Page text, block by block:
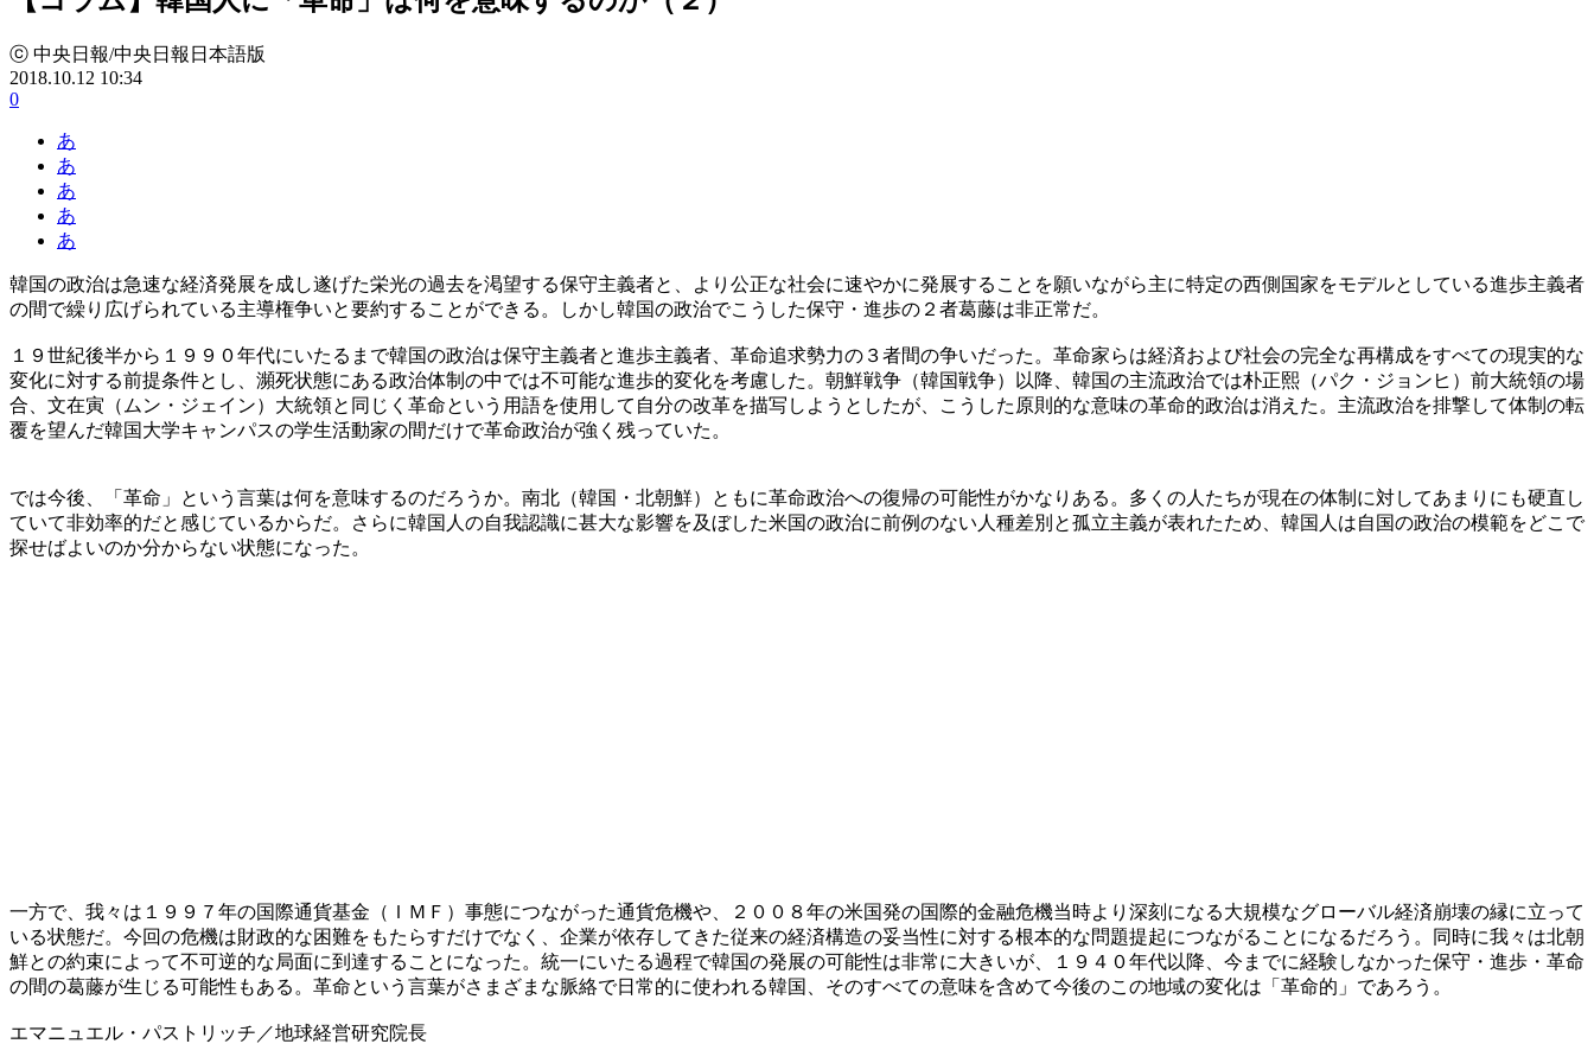
ⓒ 中央日報/中央日報日本語版
2018.10.12 10:34
0
あ
あ
あ
あ
あ
韓国の政治は急速な経済発展を成し遂げた栄光の過去を渇望する保守主義者と、より公正な社会に速やかに発展することを願いながら主に特定の西側国家をモデルとしている進歩主義者
の間で繰り広げられている主導権争いと要約することができる。しかし韓国の政治でこうした保守・進歩の２者葛藤は非正常だ。
１９世紀後半から１９９０年代にいたるまで韓国の政治は保守主義者と進歩主義者、革命追求勢力の３者間の争いだった。革命家らは経済および社会の完全な再構成をすべての現実的な
変化に対する前提条件とし、瀕死状態にある政治体制の中では不可能な進歩的変化を考慮した。朝鮮戦争（韓国戦争）以降、韓国の主流政治では朴正熙（パク・ジョンヒ）前大統領の場
合、文在寅（ムン・ジェイン）大統領と同じく革命という用語を使用して自分の改革を描写しようとしたが、こうした原則的な意味の革命的政治は消えた。主流政治を排撃して体制の転
覆を望んだ韓国大学キャンパスの学生活動家の間だけで革命政治が強く残っていた。
では今後、「革命」という言葉は何を意味するのだろうか。南北（韓国・北朝鮮）ともに革命政治への復帰の可能性がかなりある。多くの人たちが現在の体制に対してあまりにも硬直し
ていて非効率的だと感じているからだ。さらに韓国人の自我認識に甚大な影響を及ぼした米国の政治に前例のない人種差別と孤立主義が表れたため、韓国人は自国の政治の模範をどこで
探せばよいのか分からない状態になった。
一方で、我々は１９９７年の国際通貨基金（ＩＭＦ）事態につながった通貨危機や、２００８年の米国発の国際的金融危機当時より深刻になる大規模なグローバル経済崩壊の縁に立って
いる状態だ。今回の危機は財政的な困難をもたらすだけでなく、企業が依存してきた従来の経済構造の妥当性に対する根本的な問題提起につながることになるだろう。同時に我々は北朝
鮮との約束によって不可逆的な局面に到達することになった。統一にいたる過程で韓国の発展の可能性は非常に大きいが、１９４０年代以降、今までに経験しなかった保守・進歩・革命
の間の葛藤が生じる可能性もある。革命という言葉がさまざまな脈絡で日常的に使われる韓国、そのすべての意味を含めて今後のこの地域の変化は「革命的」であろう。
エマニュエル・パストリッチ／地球経営研究院長